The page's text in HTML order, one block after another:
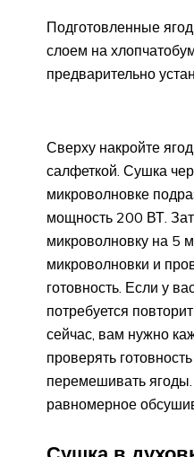
Подготовленные
слоем на
предварительно
Сверху накройте
салфеткой. Сушка
микроволновке
мощность 200 ВТ.
микроволновку на 5
микроволновки и
готовность. Если у
потребуется
сейчас, вам нужно
проверять
перемешивать
равномерное